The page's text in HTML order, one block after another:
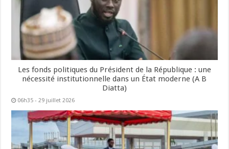
Les fonds politiques du Président de la République : une
nécessité institutionnelle dans un État moderne (A B
Diatta)
06h35 - 29 juillet 2026